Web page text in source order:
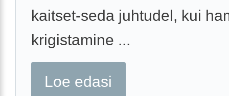
kaitset-seda juhtudel, kui
krigistamine ...
Loe edasi